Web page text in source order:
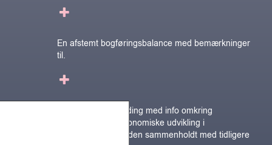
En afstemt bogføringsbalance med bemærkninger
til.
Skriftlig tilbagemelding med info omkring
virksomhedens økonomiske udvikling i
rapporteringsperioden sammenholdt med tidligere